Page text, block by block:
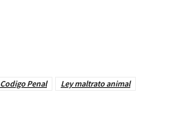
Codigo Penal Ley maltrato animal